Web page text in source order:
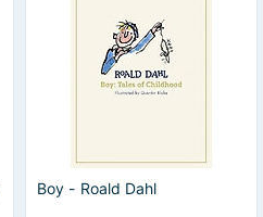
Boy - Roald Dahl